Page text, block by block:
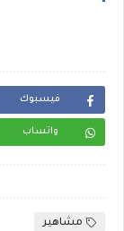
فيسبوك
واتساب
مشاهير